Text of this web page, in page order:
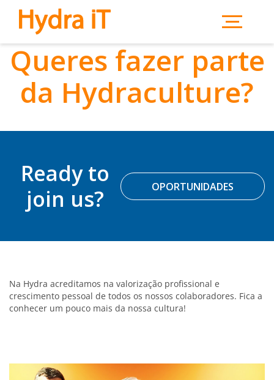
Queres fazer parte
da Hydraculture?
Ready to
join us?
OPORTUNIDADES
Na Hydra acreditamos na valorização profissional e
crescimento pessoal de todos os nossos colaboradores. Fica a
conhecer um pouco mais da nossa cultura!